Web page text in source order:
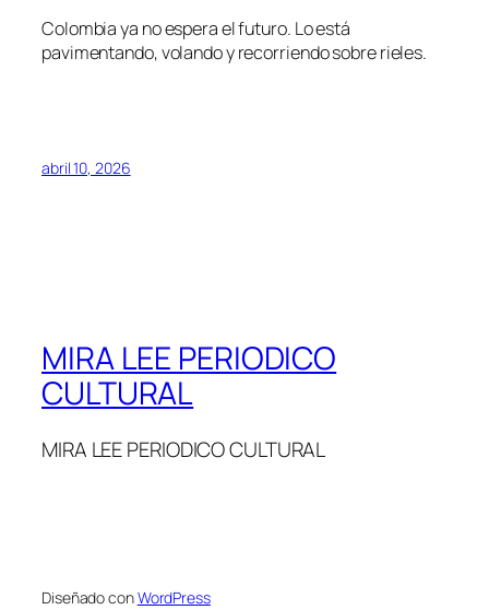
Colombia ya no espera el futuro. Lo está
pavimentando, volando y recorriendo sobre rieles.
abril 10, 2026
MIRA LEE PERIODICO
CULTURAL
MIRA LEE PERIODICO CULTURAL
Diseñado conWordPress